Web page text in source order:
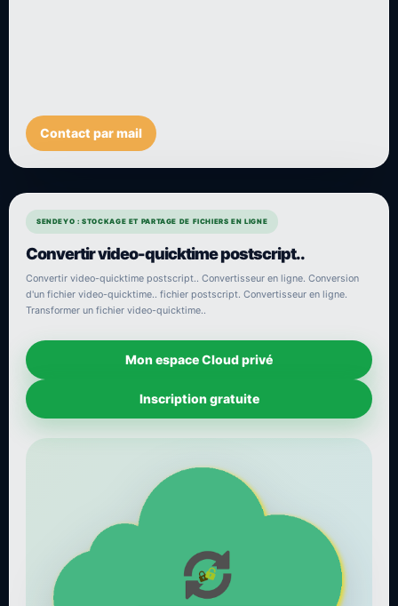
Contact par mail
SENDEYO : STOCKAGE ET PARTAGE DE FICHIERS EN LIGNE
Convertir video-quicktime postscript..
Convertir video-quicktime postscript.. Convertisseur en ligne. Conversion
d'un fichier video-quicktime.. fichier postscript. Convertisseur en ligne.
Transformer un fichier video-quicktime..
Mon espace Cloud privé
Inscription gratuite